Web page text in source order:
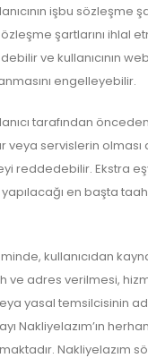
işbu sözleşme
şartlarını ihlal
ve kullanıcının
engelleyebilir.
tarafından
veya servislerin
reddedebilir. Ekstra
en başta
kullanıcıdan
ve adres verilmesi,
yasal temsilcisinin
Nakliyelazım’ın
Nakliyelazım